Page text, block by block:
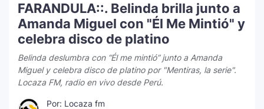
FARANDULA::. Belinda brilla junto a
Amanda Miguel con "Él Me Mintió" y
celebra disco de platino
Belinda deslumbra con “Él me mintió” junto a Amanda
Miguel y celebra disco de platino por "Mentiras, la serie".
Locaza FM, radio en vivo desde Perú.
Por: Locaza fm